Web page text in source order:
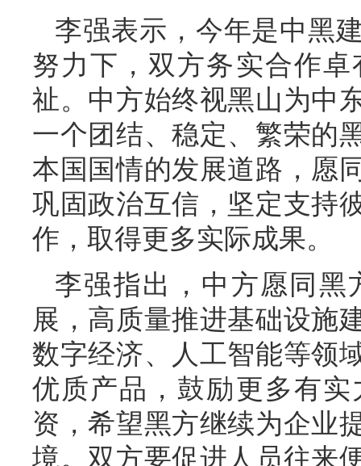
李强表示，今年是中黑
努力下，双方务实合作
祉。中方始终视黑山为中
一个团结、稳定、繁荣的
本国国情的发展道路，愿
巩固政治互信，坚定支持
作，取得更多实际成果。
李强指出，中方愿同黑
展，高质量推进基础设施
数字经济、人工智能等领
优质产品，鼓励更多有
资，希望黑方继续为企业
境。双方要促进人员往来